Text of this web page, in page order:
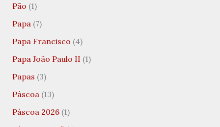
Pão (1)
Papa(7)
Papa Francisco (4)
Papa João Paulo II (1)
Papas (3)
Páscoa(13)
Páscoa 2026(1)